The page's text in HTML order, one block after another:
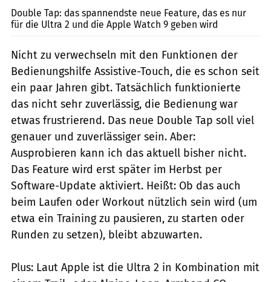
Double Tap: das spannendste neue Feature, das es nur
für die Ultra 2 und die Apple Watch 9 geben wird
Nicht zu verwechseln mit den Funktionen der
Bedienungshilfe Assistive-Touch, die es schon seit
ein paar Jahren gibt. Tatsächlich funktionierte
das nicht sehr zuverlässig, die Bedienung war
etwas frustrierend. Das neue Double Tap soll viel
genauer und zuverlässiger sein. Aber:
Ausprobieren kann ich das aktuell bisher nicht.
Das Feature wird erst später im Herbst per
Software-Update aktiviert. Heißt: Ob das auch
beim Laufen oder Workout nützlich sein wird (um
etwa ein Training zu pausieren, zu starten oder
Runden zu setzen), bleibt abzuwarten.
Plus: Laut Apple ist die Ultra 2 in Kombination mit